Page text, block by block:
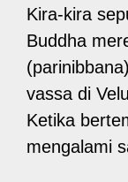
Kira-kira
Buddha
vassa di
Ketika
mengalami